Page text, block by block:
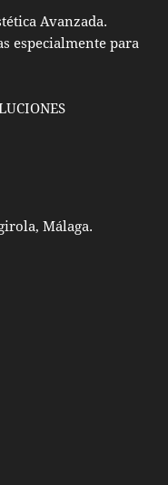
Avanzada.
especialmente para
Málaga.